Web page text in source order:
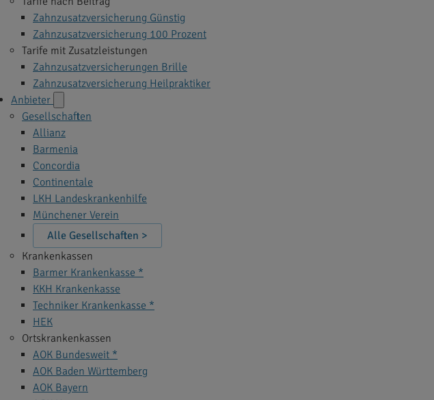
Zahnzusatzversicherung Günstig
Zahnzusatzversicherung 100 Prozent
Tarife mit Zusatzleistungen
Zahnzusatzversicherungen Brille
Zahnzusatzversicherung Heilpraktiker
Anbieter
Gesellschaften
Allianz
Barmenia
Concordia
Continentale
LKH Landeskrankenhilfe
Münchener Verein
Alle Gesellschaften >
Krankenkassen
Barmer Krankenkasse *
KKH Krankenkasse
Techniker Krankenkasse *
HEK
Ortskrankenkassen
AOK Bundesweit *
AOK Baden Württemberg
AOK Bayern